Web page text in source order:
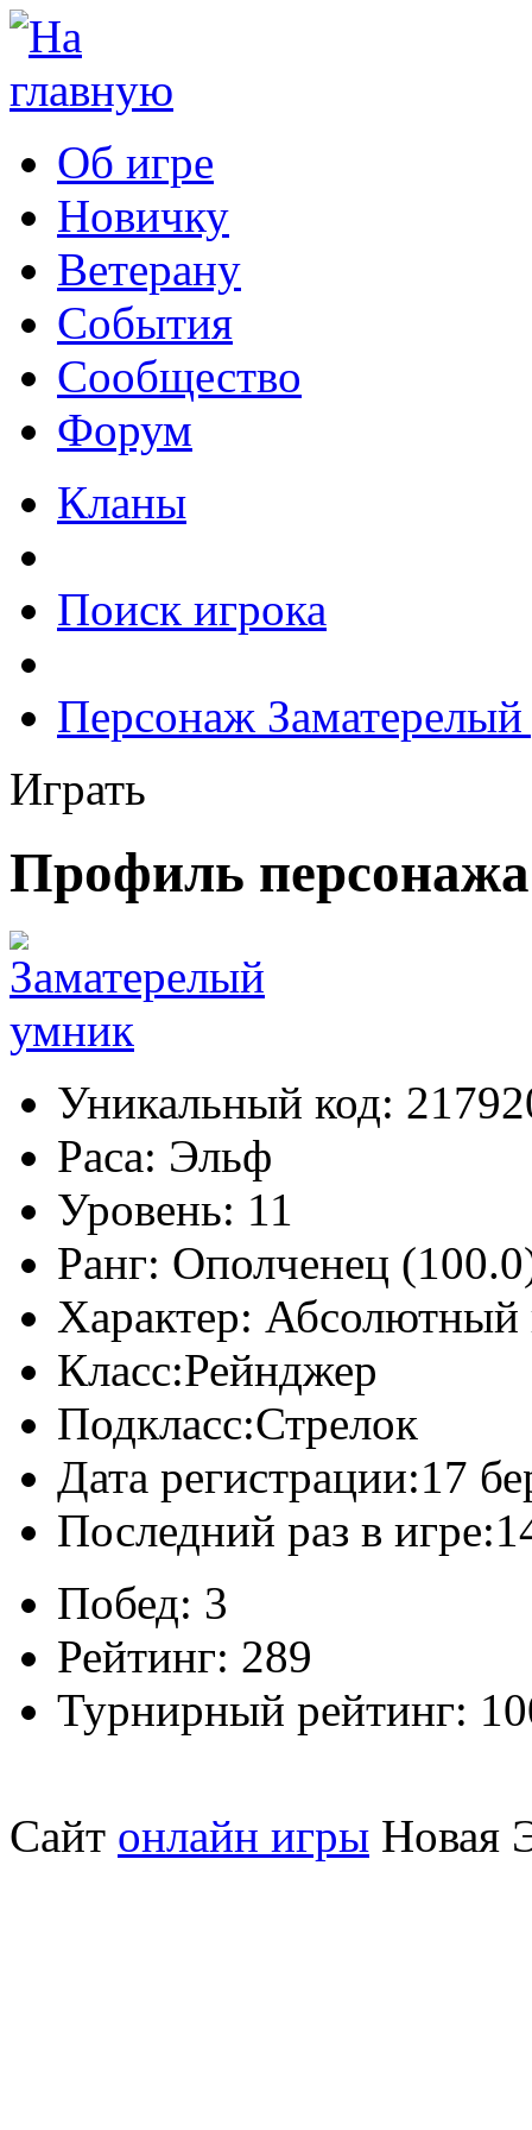
Об игре
Новичку
Ветерану
События
Сообщество
Форум
Кланы
Поиск игрока
Персонаж
Играть
Профиль
Уникальный код:
Раса: Эльф
Уровень: 11
Ранг: Ополченец
Характер: Абсолютный
Класс:Рейнджер
Подкласс:Стрелок
Дата регистрации:17
Последний раз в игре:
Побед: 3
Рейтинг: 289
Турнирный рейтинг:
Сайт онлайн игры Новая